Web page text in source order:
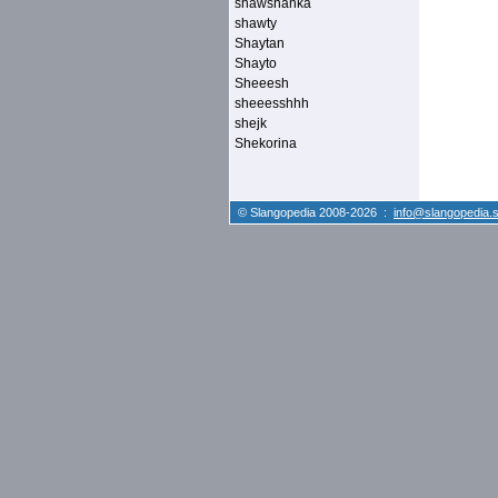
shawshanka
shawty
Shaytan
Shayto
Sheeesh
sheeesshhh
shejk
Shekorina
© Slangopedia 2008-2026 :